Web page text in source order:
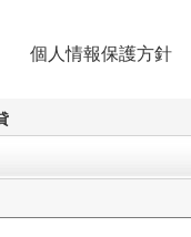
個人情報保護方針